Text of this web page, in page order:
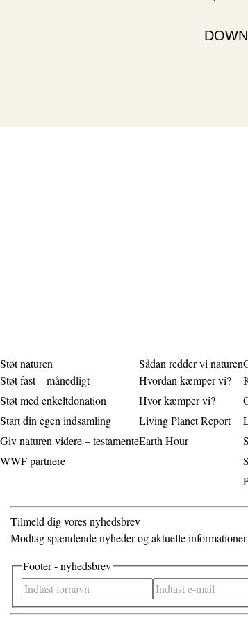
Støt naturen
Støt fast – månedligt
Støt med enkeltdonation
Start din egen indsamling
Giv naturen videre – testamente
WWF partnere
Sådan redder vi naturen
Hvordan kæmper vi?
Hvor kæmper vi?
Living Planet Report
Earth Hour
Tilmeld dig vores nyhedsbrev
Modtag spændende nyheder og aktuelle
Footer - nyhedsbrev